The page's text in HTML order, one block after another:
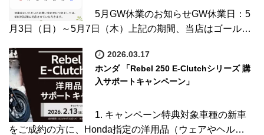
5月GW休業のお知らせGW休業日：5
月3日（日）～5月7日（木）上記の期間、当店はゴール…
2026.03.17
ホンダ 「Rebel 250 E-Clutchシリーズ 購
入サポートキャンペーン」
1. キャンペーン特典対象車種の新車
をご成約の方に、Honda指定の洋用品（ウェアやヘル…